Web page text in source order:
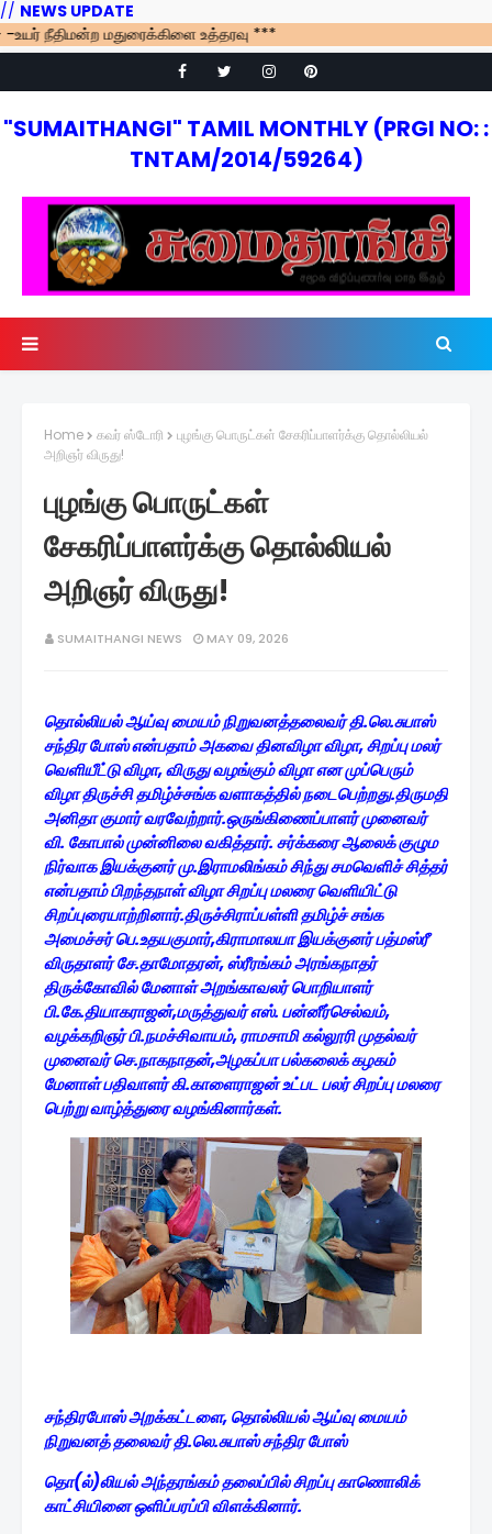
// NEWS UPDATE
நீதிமன்ற மதுரைக்கிளை உத்தரவு ***
"SUMAITHANGI" TAMIL MONTHLY (PRGI NO: :
TNTAM/2014/59264)
Home கவர் ஸ்டோரி
புழங்கு பொருட்கள் சேகரிப்பாளர்க்கு தொல்லியல்
அறிஞர் விருது!
புழங்கு பொருட்கள்
சேகரிப்பாளர்க்கு தொல்லியல்
அறிஞர் விருது!
SUMAITHANGI NEWS MAY 09, 2026
தொல்லியல் ஆய்வு மையம் நிறுவனத்தலைவர் தி.லெ.சுபாஸ்
சந்திர போஸ் என்பதாம் அகவை தினவிழா விழா, சிறப்பு மலர்
வெளியீட்டு விழா, விருது வழங்கும் விழா என முப்பெரும்
விழா திருச்சி தமிழ்ச்சங்க வளாகத்தில் நடைபெற்றது.திருமதி
அனிதா குமார் வரவேற்றார்.ஒருங்கிணைப்பாளர் முனைவர்
வி. கோபால் முன்னிலை வகித்தார். சர்க்கரை ஆலைக் குழும
நிர்வாக இயக்குனர் மு.இராமலிங்கம் சிந்து சமவெளிச் சித்தர்
என்பதாம் பிறந்தநாள் விழா சிறப்பு மலரை வெளியிட்டு
சிறப்புரையாற்றினார்.திருச்சிராப்பள்ளி தமிழ்ச் சங்க
அமைச்சர் பெ.உதயகுமார்,கிராமாலயா இயக்குனர் பத்மஸ்ரீ
விருதாளர் சே.தாமோதரன், ஸ்ரீரங்கம் அரங்கநாதர்
திருக்கோவில் மேனாள் அறங்காவலர் பொறியாளர்
பி.கே.தியாகராஜன்,மருத்துவர் எஸ். பன்னீர்செல்வம்,
வழக்கறிஞர் பி.நமச்சிவாயம், ராமசாமி கல்லூரி முதல்வர்
முனைவர் செ.நாகநாதன்,அழகப்பா பல்கலைக் கழகம்
மேனாள் பதிவாளர் கி.காளைராஜன்உட்பட பலர்சிறப்பு மலரை
பெற்று வாழ்த்துரை வழங்கினார்கள்.
சந்திரபோஸ் அறக்கட்டளை, தொல்லியல் ஆய்வு மையம்
நிறுவனத் தலைவர் தி.லெ.சுபாஸ் சந்திர போஸ்
தொ(ல்)லியல் அந்தரங்கம் தலைப்பில் சிறப்பு காணொலிக்
காட்சியினை ஒளிப்பரப்பி விளக்கினார்.